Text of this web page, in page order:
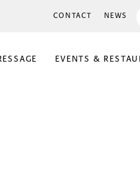
CONTACT NEWS
EVENTS &